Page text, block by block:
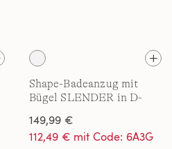
Shape-Badeanzug mit
Bügel SLENDER in D-
149,99 €
112,49 € mit Code: 6A3G